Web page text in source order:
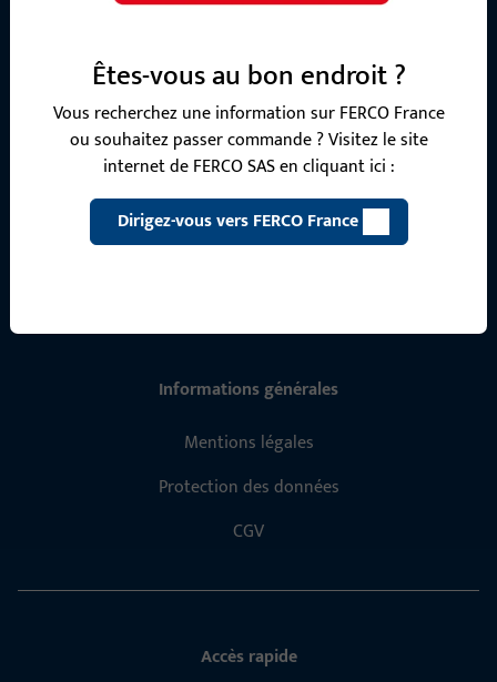
disposition pour répondre à toutes vos questions concernant
contacter par téléphone ou par e-mail.
Êtes-vous au bon endroit ?
Vous recherchez une information sur FERCO France
ou souhaitez passer commande ? Visitez le site
internet de FERCO SAS en cliquant ici :
Dirigez-vous vers FERCO France
Informations générales
Mentions légales
Protection des données
CGV
Accès rapide